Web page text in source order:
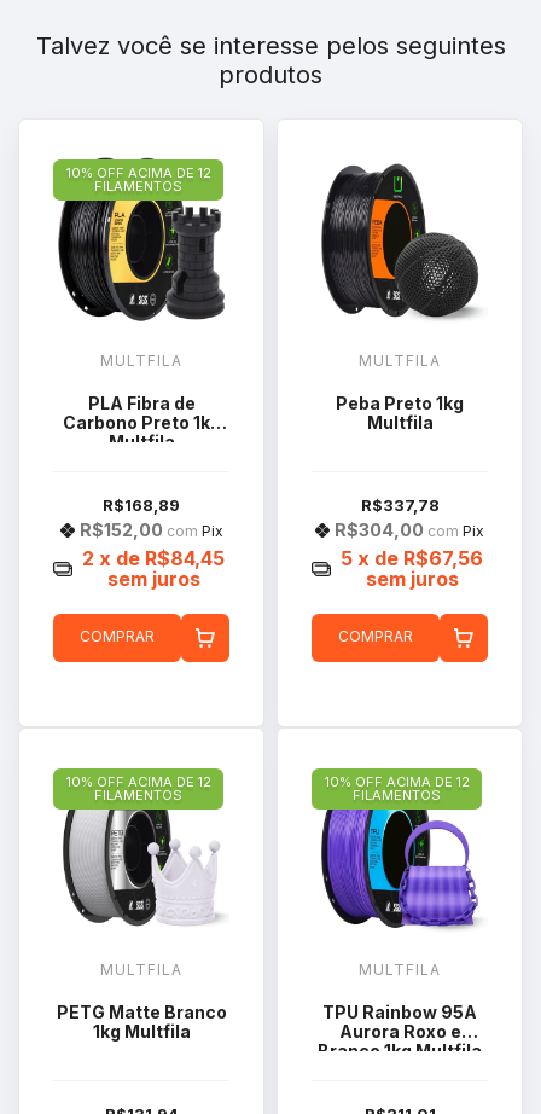
Talvez você se interesse pelos seguintes
produtos
10% OFF ACIMA DE 12
FILAMENTOS
MULTFILA
PLA Fibra de
Carbono Preto 1kg
Multfila
R$168,89
R$152,00 com Pix
2 x de R$84,45
sem juros
COMPRAR
MULTFILA
Peba Preto 1kg
Multfila
R$337,78
R$304,00 com Pix
5 x de R$67,56
sem juros
COMPRAR
10% OFF ACIMA DE 12
FILAMENTOS
MULTFILA
PETG Matte Branco
1kg Multfila
10% OFF ACIMA DE 12
FILAMENTOS
MULTFILA
TPU Rainbow 95A
Aurora Roxo e
Branco 1kg Multfila